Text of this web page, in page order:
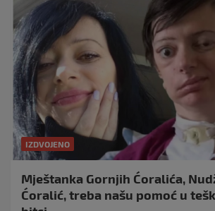
IZDVOJENO
Mještanka Gornjih Ćoralića,
Ćoralić, treba našu pomoć u